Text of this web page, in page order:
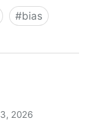
#bias
2026